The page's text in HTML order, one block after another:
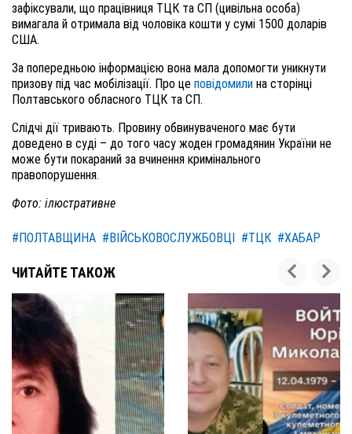
зафіксували, що працівниця ТЦК та СП (цивільна особа)
вимагала й отримала від чоловіка кошти у сумі 1500 доларів
США.
За попередньою інформацією вона мала допомогти уникнути
призову під час мобілізації. Про це повідомили на сторінці
Полтавського обласного ТЦК та СП.
Слідчі дії тривають. Провину обвинуваченого має бути
доведено в суді – до того часу жоден громадянин України не
може бути покараний за вчинення кримінального
правопорушення.
Фото: ілюстративне
#ПОЛТАВЩИНА #ВІЙСЬКОВОСЛУЖБОВЦІ #ТЦК #ХАБАР
ЧИТАЙТЕ ТАКОЖ